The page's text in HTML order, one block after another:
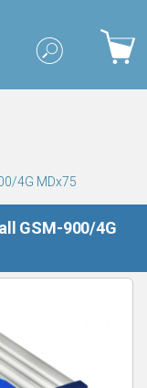
4G MDх75
GSM-900/4G